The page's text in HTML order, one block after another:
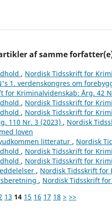
af samme
, Nordisk Tidsskrift for
1. verdenskongres om
for Kriminalvidenskab: Årg. 42
, Nordisk Tidsskrift for
, Nordisk Tidsskrift for
110 Nr. 3 (2023) , Nordisk
loven
litteratur , Nordisk
, Nordisk Tidsskrift for
, Nordisk Tidsskrift for
, Nordisk Tidsskrift for
, Nordisk Tidsskrift
13 14 15 16 17 18 > >>